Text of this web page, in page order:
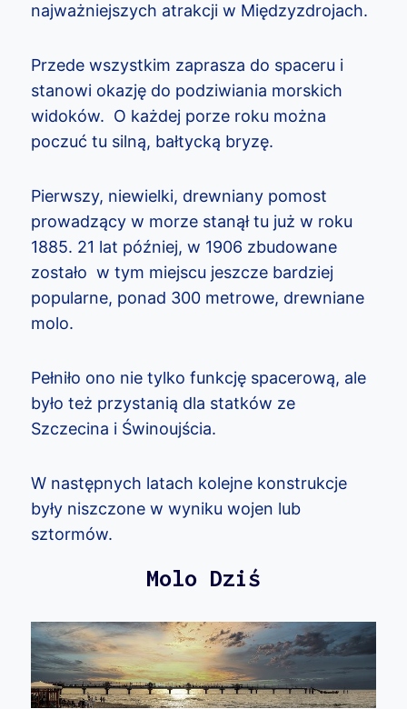
najważniejszych atrakcji w Międzyzdrojach.
Przede wszystkim zaprasza do spaceru i
stanowi okazję do podziwiania morskich
widoków. O każdej porze roku można
poczuć tu silną, bałtycką bryzę.
Pierwszy, niewielki, drewniany pomost
prowadzący w morze stanął tu już w roku
1885. 21 lat później, w 1906 zbudowane
zostało w tym miejscu jeszcze bardziej
popularne, ponad 300 metrowe, drewniane
molo.
Pełniło ono nie tylko funkcję spacerową, ale
było też przystanią dla statków ze
Szczecina i Świnoujścia.
W następnych latach kolejne konstrukcje
były niszczone w wyniku wojen lub
sztormów.
Molo Dziś